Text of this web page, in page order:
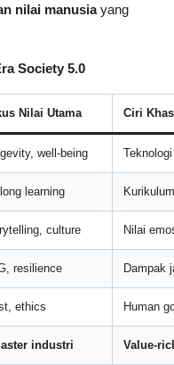
nilai manusiayang
Society 5.0
Nilai Utama Ciri Khas
well-being
learning
culture Nilai
resilience Dampak
ethics Human
industri Value-